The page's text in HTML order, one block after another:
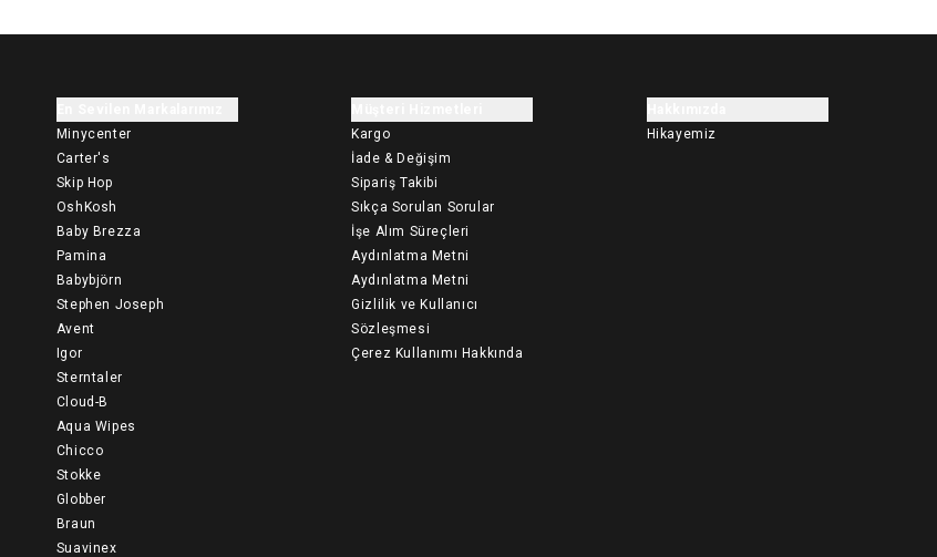
Minycenter
Carter's
Skip Hop
OshKosh
Baby Brezza
Pamina
Babybjörn
Stephen Joseph
Avent
Igor
Sterntaler
Cloud-B
Aqua Wipes
Chicco
Stokke
Globber
Braun
Suavinex
Kargo
İade & Değişim
Sipariş Takibi
Sıkça Sorulan Sorular
İşe Alım Süreçleri
Aydınlatma Metni
Aydınlatma Metni
Gizlilik ve Kullanıcı
Sözleşmesi
Çerez Kullanımı Hakkında
Hikayemiz